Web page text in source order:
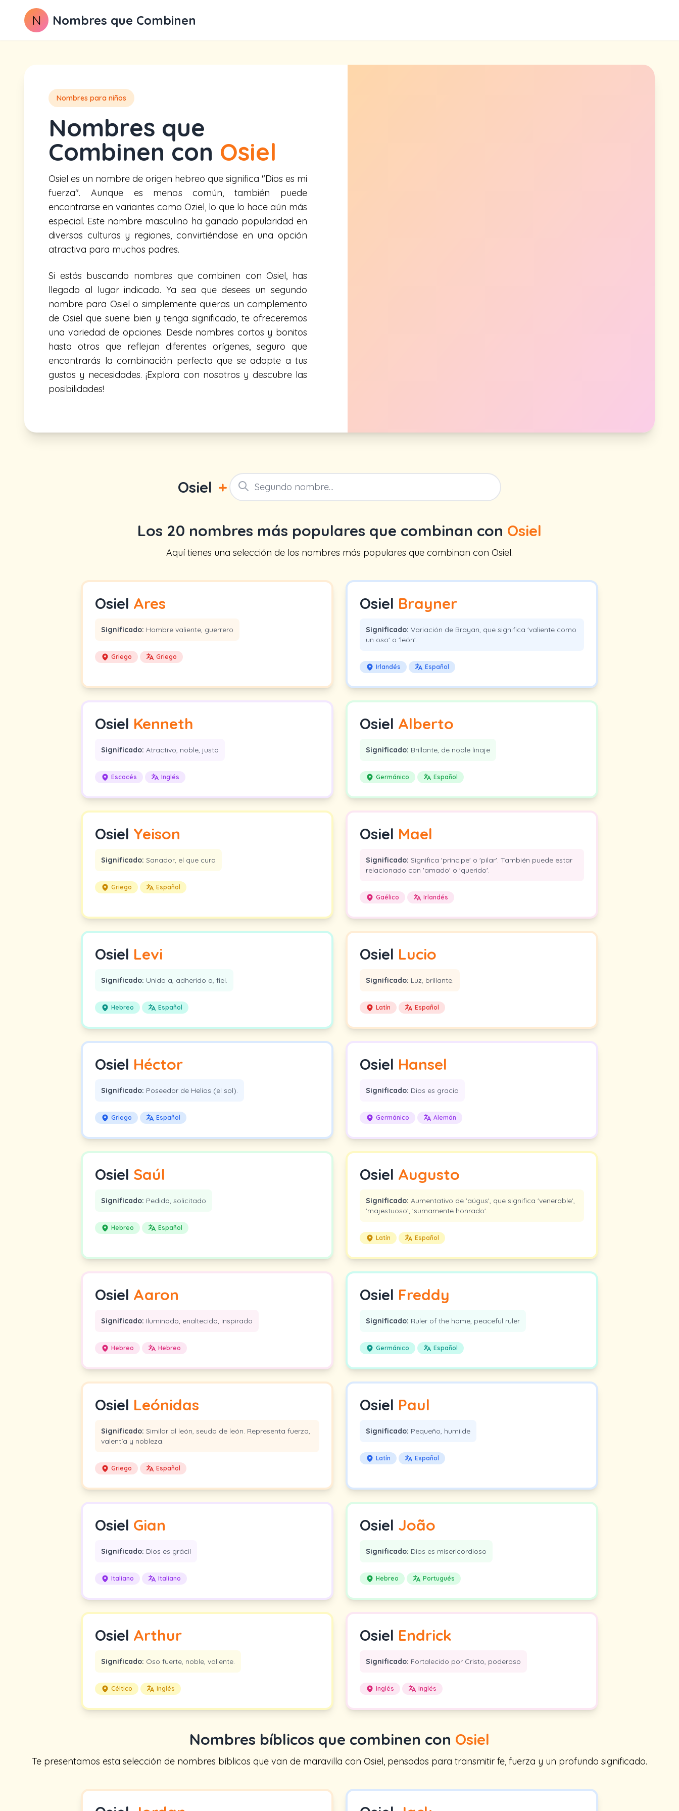
N Nombres que Combinen
Nombres para niños
Nombres que
Combinen con Osiel
Osiel es un nombre de origen hebreo que significa "Dios es mi
fuerza". Aunque es menos común, también puede
encontrarse en variantes como Oziel, lo que lo hace aún más
especial. Este nombre masculino ha ganado popularidad en
diversas culturas y regiones, convirtiéndose en una opción
atractiva para muchos padres.
Si estás buscando nombres que combinen con Osiel, has
llegado al lugar indicado. Ya sea que desees un segundo
nombre para Osiel o simplemente quieras un complemento
de Osiel que suene bien y tenga significado, te ofreceremos
una variedad de opciones. Desde nombres cortos y bonitos
hasta otros que reflejan diferentes orígenes, seguro que
encontrarás la combinación perfecta que se adapte a tus
gustos y necesidades. ¡Explora con nosotros y descubre las
posibilidades!
Osiel +
Los 20 nombres más populares que combinan con Osiel
Aquí tienes una selección de los nombres más populares que combinan con Osiel.
Osiel Ares
Significado: Hombre valiente, guerrero
Griego Griego
Osiel Brayner
Significado: Variación de Brayan, que significa 'valiente como
un oso' o 'león'.
Irlandés Español
Osiel Kenneth
Significado: Atractivo, noble, justo
Escocés Inglés
Osiel Alberto
Significado: Brillante, de noble linaje
Germánico Español
Osiel Yeison
Significado: Sanador, el que cura
Griego Español
Osiel Mael
Significado: Significa 'príncipe' o 'pilar'. También puede estar
relacionado con 'amado' o 'querido'.
Gaélico Irlandés
Osiel Levi
Significado: Unido a, adherido a, fiel.
Hebreo Español
Osiel Lucio
Significado: Luz, brillante.
Latín Español
Osiel Héctor
Significado: Poseedor de Helios (el sol).
Griego Español
Osiel Hansel
Significado: Dios es gracia
Germánico Alemán
Osiel Saúl
Significado: Pedido, solicitado
Hebreo Español
Osiel Augusto
Significado: Aumentativo de 'aúgus', que significa 'venerable',
'majestuoso', 'sumamente honrado'.
Latín Español
Osiel Aaron
Significado: Iluminado, enaltecido, inspirado
Hebreo Hebreo
Osiel Freddy
Significado: Ruler of the home, peaceful ruler
Germánico Español
Osiel Leónidas
Significado: Similar al león, seudo de león. Representa fuerza,
valentía y nobleza.
Griego Español
Osiel Paul
Significado: Pequeño, humilde
Latín Español
Osiel Gian
Significado: Dios es grácil
Italiano Italiano
Osiel João
Significado: Dios es misericordioso
Hebreo Portugués
Osiel Arthur
Significado: Oso fuerte, noble, valiente.
Céltico Inglés
Osiel Endrick
Significado: Fortalecido por Cristo, poderoso
Inglés Inglés
Nombres bíblicos que combinen con Osiel
Te presentamos esta selección de nombres bíblicos que van de maravilla con Osiel, pensados para transmitir fe, fuerza y un profundo significado.